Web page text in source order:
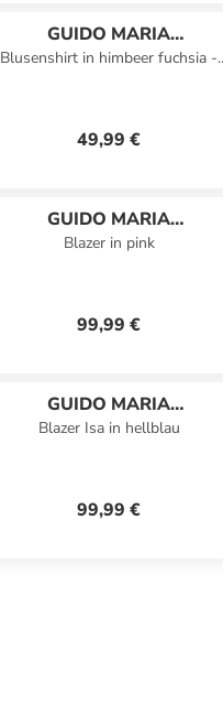
GUIDO MARIA
KRETSCHMER
Blusenshirt in himbeer fuchsia -
49,99 €
GUIDO MARIA
KRETSCHMER
Blazer in pink
99,99 €
GUIDO MARIA
KRETSCHMER
Blazer Isa in hellblau
99,99 €